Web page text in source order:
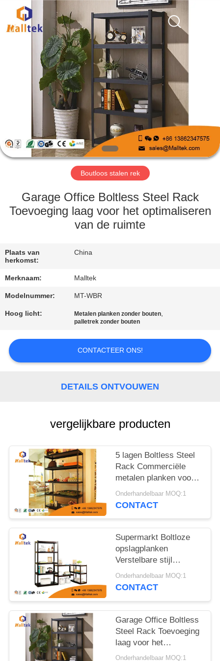
PRODUCTEN
VIDEOS
ONGEVEER
ONS
FABRIEKSREIS
KWALITEITSCONTROLE
CONTACTEER
NIEUWS
OM EEN
CITAAT
PRIVACY
POLICY
Malltek
Co.,Ltd..
Boutloos stalen rek
Garage Office Boltless Steel Rack
Toevoeging laag voor het optimaliseren
van de ruimte
Plaats van
herkomst:
China
Merknaam: Malltek
Modelnummer: MT-WBR
Hoog licht: Metalen planken zonder bouten,
palletrek zonder bouten
CONTACTEER ONS!
DETAILS ONTVOUWEN
vergelijkbare producten
5 lagen Boltless Steel
Rack Commerciële
metalen planken voor
magazijn
Onderhandelbaar MOQ:1
CONTACT
Supermarkt Boltloze
opslagplanken
Verstelbare stijl
Gemakkelijk te
monteren
Onderhandelbaar MOQ:1
CONTACT
Garage Office Boltless
Steel Rack Toevoeging
laag voor het
optimaliseren van de
Onderhandelbaar MOQ:1